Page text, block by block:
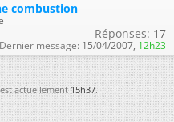
combustion
Réponses: 17
Dernier message: 15/04/2007, 12h23
actuellement 15h37.